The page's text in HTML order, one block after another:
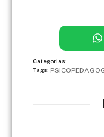
Categorias:
Tags: